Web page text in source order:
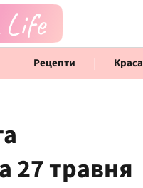
Рецепти Краса
27 травня